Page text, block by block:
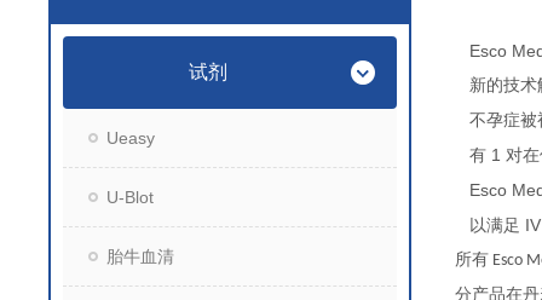
试剂
Ueasy
U-Blot
胎牛血清
Esco
新的技术
不孕症被
有 1 对
Esco
以满足
所有 Esco
分产品在